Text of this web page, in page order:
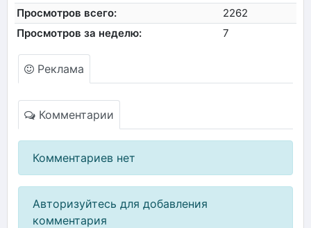
Просмотров всего:
2262
Просмотров за неделю:
7
Реклама
Комментарии
Комментариев нет
Авторизуйтесь для добавления
комментария